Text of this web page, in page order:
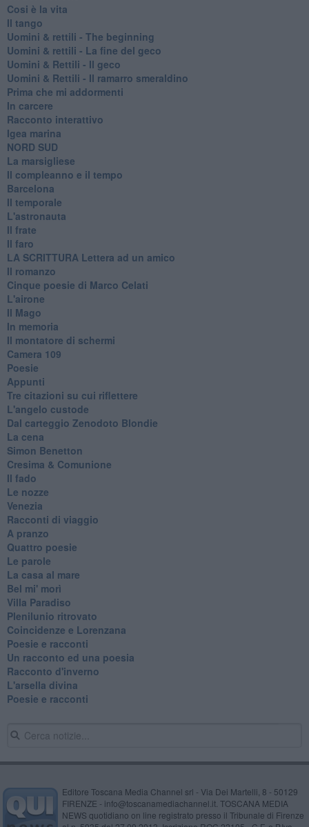
Cosi è la vita
Il tango
​Uomini & rettili - The beginning
​Uomini & rettili - La fine del geco
Uomini & Rettili - Il geco
Uomini & Rettili - Il ramarro smeraldino
Prima che mi addormenti
In carcere
Racconto interattivo
Igea marina
​NORD SUD
La marsigliese
Il compleanno e il tempo
Barcelona
Il temporale
L'astronauta
Il frate
Il faro
​LA SCRITTURA Lettera ad un amico
Il romanzo
Cinque poesie di Marco Celati
L'airone
Il Mago
In memoria
Il montatore di schermi
Camera 109
Poesie
Appunti
Tre citazioni su cui riflettere
L'angelo custode
Dal carteggio Zenodoto Blondie
La cena
Simon Benetton
Cresima & Comunione
Il fado
Le nozze
Venezia
Racconti di viaggio
A pranzo
Quattro poesie
Le parole
La casa al mare
Bel mi' morì
Villa Paradiso
Plenilunio ritrovato
Coincidenze e Lorenzana
Poesie e racconti
Un racconto ed una poesia
Racconto d'inverno
​L'arsella divina
Poesie e racconti
Editore Toscana Media Channel srl - Via Dei Martelli, 8 - 50129
FIRENZE - info@toscanamediachannel.it. TOSCANA MEDIA
NEWS quotidiano on line registrato presso il Tribunale di Firenze